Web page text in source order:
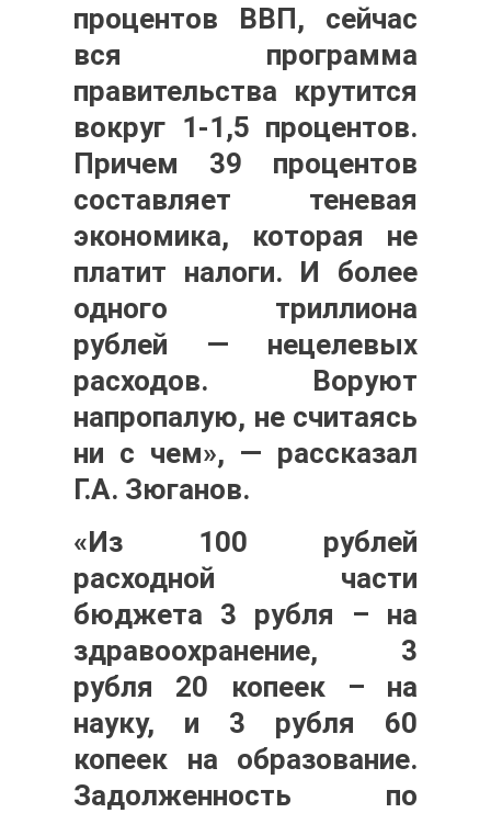
процентов ВВП, сейчас
вся программа
правительства крутится
вокруг 1-1,5 процентов.
Причем 39 процентов
составляет теневая
экономика, которая не
платит налоги. И более
одного триллиона
рублей — нецелевых
расходов. Воруют
напропалую, не считаясь
ни с чем», — рассказал
Г.А. Зюганов.
«Из 100 рублей
расходной части
бюджета 3 рубля – на
здравоохранение, 3
рубля 20 копеек – на
науку, и 3 рубля 60
копеек на образование.
Задолженность по